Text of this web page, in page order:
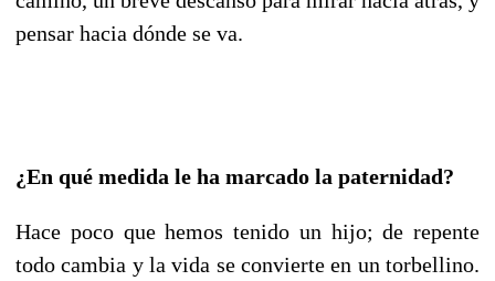
pensar hacia dónde se va.
¿En qué medida le ha marcado la paternidad?
Hace poco que hemos tenido un hijo; de repente
todo cambia y la vida se convierte en un torbellino.